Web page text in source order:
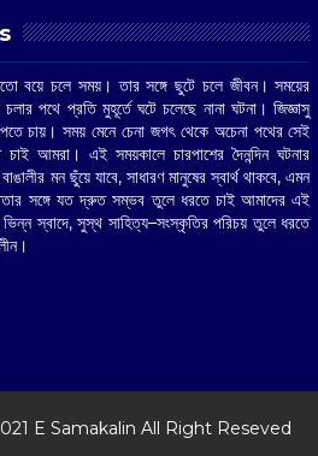
বয়ে চলে সময়। তার সঙ্গে ছুটে চলে জীবন। সময়ের
পথে প্রতি মুহূর্তে ঘটে চলেছে নানা ঘটনা। জিজ্ঞাসু
চায়। সময় মেনে চেনা জগৎ থেকে অচেনা পথের সেই
চাই আমরা। এই সময়কালে চারপাশের দৈনন্দিন ঘটনার
মন ছুঁয়ে যাবে, সাধারণ মানুষের স্বার্থ থাকবে, এমন
সঙ্গে যত দ্রুত সম্ভব তুলে ধরতে চাই আমাদের এই
ভিন্ন স্বাদে, সুস্থ সাহিত্য–সংস্কৃতির পরিচয় তুলে ধরতে
E Samakalin All Right Reseved